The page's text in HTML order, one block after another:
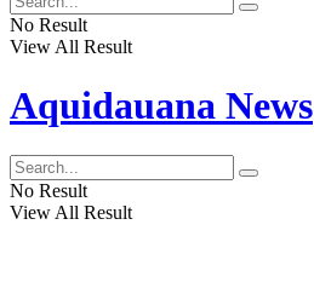
No Result
View All Result
Aquidauana News
No Result
View All Result